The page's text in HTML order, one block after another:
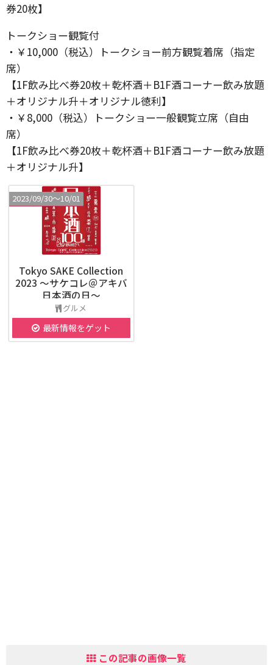
券20枚】
トークショー観覧付
・￥10,000（税込）トークショー前方観覧着席（指定
席）
【1F飲み比べ券20枚＋乾杯酒＋B1F酒コーナー飲み放題
＋オリジナル升＋オリジナル徳利】
・￥8,000（税込）トークショー一般観覧立席（自由
席）
【1F飲み比べ券20枚＋乾杯酒＋B1F酒コーナー飲み放題
＋オリジナル升】
2023/09/30〜10/01
Tokyo SAKE Collection
2023 ～サケコレ＠アキバ
日本酒の日～
グルメ
最新情報をゲット
この記事の画像一覧